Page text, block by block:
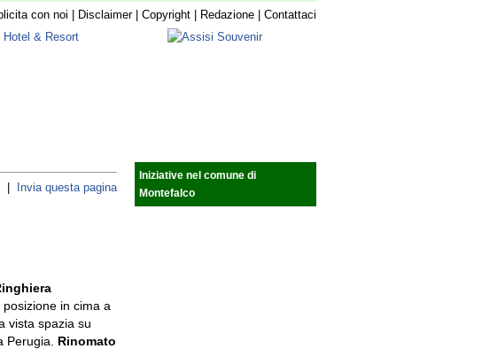
con noi Disclaimer| Copyright Redazione Contattaci
Invia questa pagina
posizione in cima a
vista spazia su
Perugia.
Rinomato
Iniziative nel comune di
Montefalco